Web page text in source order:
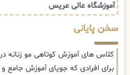
آموزشگاه عالی عریس
سخن پایانی
کلاس های آموزش کوتاهی مو زنانه در
برای افرادی که جویای آموزش